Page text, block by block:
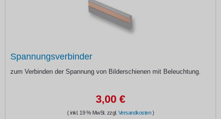
Spannungsverbinder
zum Verbinden der Spannung von Bilderschienen mit Beleuchtung.
3,00 €
( inkl. 19 % MwSt. zzgl. Versandkosten)